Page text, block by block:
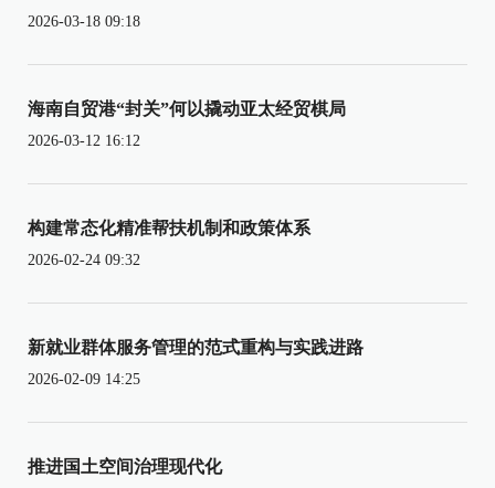
2026-03-18 09:18
海南自贸港“封关”何以撬动亚太经贸棋局
2026-03-12 16:12
构建常态化精准帮扶机制和政策体系
2026-02-24 09:32
新就业群体服务管理的范式重构与实践进路
2026-02-09 14:25
推进国土空间治理现代化